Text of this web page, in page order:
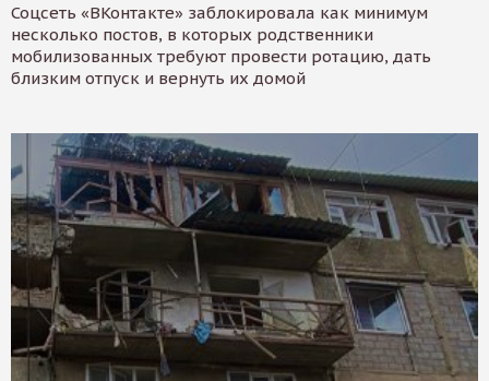
Соцсеть «ВКонтакте» заблокировала как минимум
несколько постов, в которых родственники
мобилизованных требуют провести ротацию, дать
близким отпуск и вернуть их домой